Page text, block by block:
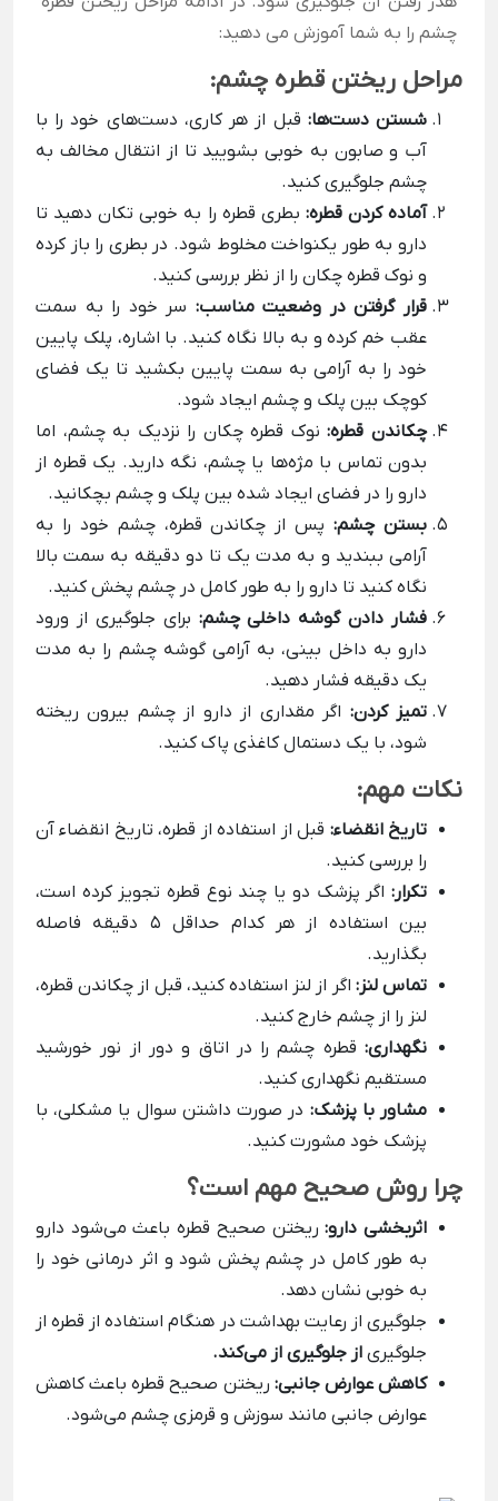
چشم را به شما آموزش می دهید:
مراحل ریختن قطره چشم:
شستن دست‌ها: قبل از هر کاری، دست‌های خود را با
آب و صابون به خوبی بشویید تا از انتقال مخالف به
چشم جلوگیری کنید.
آماده کردن قطره: بطری قطره را به خوبی تکان دهید تا
دارو به طور یکنواخت مخلوط شود. در بطری را باز کرده
و نوک قطره چکان را از نظر بررسی کنید.
قرار گرفتن در وضعیت مناسب: سر خود را به سمت
عقب خم کرده و به بالا نگاه کنید. با اشاره، پلک پایین
خود را به آرامی به سمت پایین بکشید تا یک فضای
کوچک بین پلک و چشم ایجاد شود.
چکاندن قطره:نوک قطره چکان را نزدیک به چشم، اما
بدون تماس با مژه‌ها یا چشم، نگه دارید. یک قطره از
دارو را در فضای ایجاد شده بین پلک و چشم بچکانید.
بستن چشم: پس از چکاندن قطره، چشم خود را به
آرامی ببندید و به مدت یک تا دو دقیقه به سمت بالا
نگاه کنید تا دارو را به طور کامل در چشم پخش کنید.
فشار دادن گوشه داخلی چشم: برای جلوگیری از ورود
دارو به داخل بینی، به آرامی گوشه چشم را به مدت
یک دقیقه فشار دهید.
تمیز کردن: اگر مقداری از دارو از چشم بیرون ریخته
شود، با یک دستمال کاغذی پاک کنید.
نکات مهم:
تاریخ انقضاء: قبل از استفاده از قطره، تاریخ انقضاء آن
را بررسی کنید.
تکرار: اگر پزشک دو یا چند نوع قطره تجویز کرده است،
بین استفاده از هر کدام حداقل 5 دقیقه فاصله
بگذارید.
تماس لنز: اگر از لنز استفاده کنید، قبل از چکاندن قطره،
لنز را از چشم خارج کنید.
نگهداری: قطره چشم را در اتاق و دور از نور خورشید
مستقیم نگهداری کنید.
مشاور با پزشک: در صورت داشتن سوال یا مشکلی، با
پزشک خود مشورت کنید.
چرا روش صحیح مهم است؟
اثربخشی دارو:ریختن صحیح قطره باعث می‌شود دارو
به طور کامل در چشم پخش شود و اثر درمانی خود را
به خوبی نشان دهد.
جلوگیری از رعایت بهداشت در هنگام استفاده از قطره از
جلوگیری از جلوگیری از می‌کند.
کاهش عوارض جانبی: ریختن صحیح قطره باعث کاهش
عوارض جانبی مانند سوزش و قرمزی چشم می‌شود.